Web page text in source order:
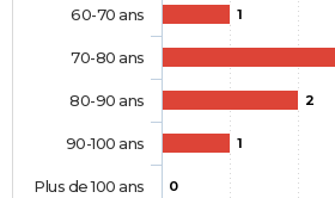
1
2
1
0
60-70 ans
70-80 ans
80-90 ans
90-100 ans
Plus de 100 ans